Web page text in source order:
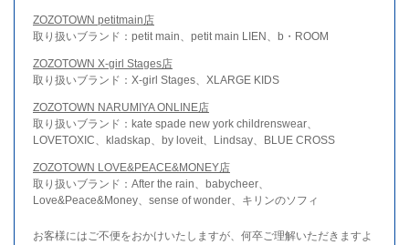
ZOZOTOWN petitmain店
取り扱いブランド：petit main、petit main LIEN、b・ROOM
ZOZOTOWN X-girl Stages店
取り扱いブランド：X-girl Stages、XLARGE KIDS
ZOZOTOWN NARUMIYA ONLINE店
取り扱いブランド：kate spade new york childrenswear、
LOVETOXIC、kladskap、by loveit、Lindsay、BLUE CROSS
ZOZOTOWN LOVE&PEACE&MONEY店
取り扱いブランド：After the rain、babycheer、
Love&Peace&Money、sense of wonder、キリンのソフィ
お客様にはご不便をおかけいたしますが、何卒ご理解いただきますよ